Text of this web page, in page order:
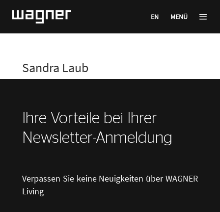
EN MENÜ
Sandra Laub
Ihre Vorteile bei Ihrer
Newsletter-Anmeldung
Verpassen Sie keine Neuigkeiten über WAGNER
Living